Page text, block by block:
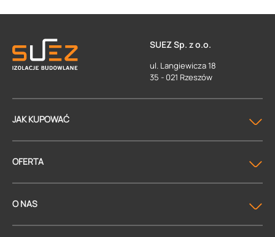
SUEZ Sp. z o.o.
ul. Langiewicza 18
35 - 021 Rzeszów
JAK KUPOWAĆ
OFERTA
O NAS